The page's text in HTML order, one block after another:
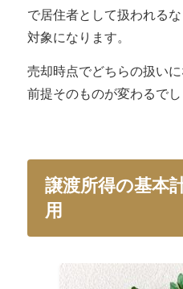
で居住者として扱われる
対象になります。
売却時点でどちらの扱い
前提そのものが変わるでし
譲渡所得の基本
用